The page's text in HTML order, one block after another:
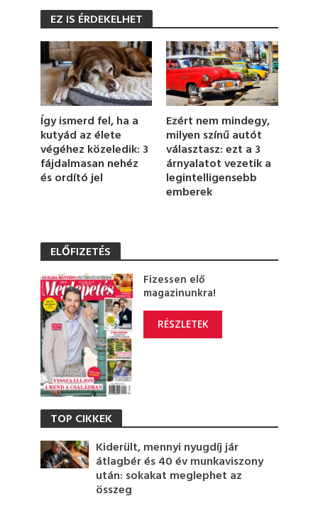
s
d
s
o
f
1
m
i
n
u
t
e
o
n
d
s
EZ IS ÉRDEKELHET
Így ismerd fel, ha a
kutyád az élete
végéhez közeledik: 3
fájdalmasan nehéz
és ordító jel
Ezért nem mindegy,
milyen színű autót
választasz: ezt a 3
árnyalatot vezetik a
legintelligensebb
emberek
ELŐFIZETÉS
Fizessen elő
magazinunkra!
RÉSZLETEK
TOP CIKKEK
Kiderült, mennyi nyugdíj jár
átlagbér és 40 év munkaviszony
után: sokakat meglephet az
összeg